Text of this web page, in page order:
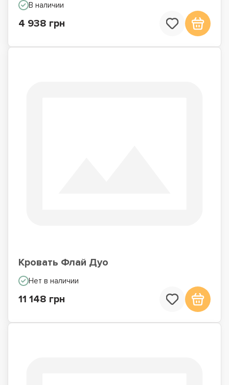
В наличии
4 938 грн
Кровать Флай Дуо
Нет в наличии
11 148 грн